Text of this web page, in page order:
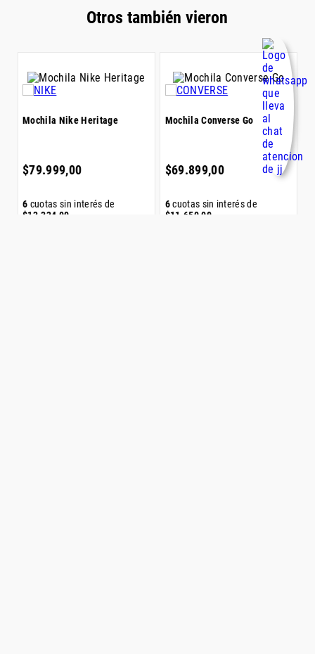
Otros también vieron
Mochila Nike Heritage
$79.999,00
6 cuotas sin interés de
$13.334 00
Mochila Converse Go
$69.899,00
6cuotas sin interés de
$11 650,00